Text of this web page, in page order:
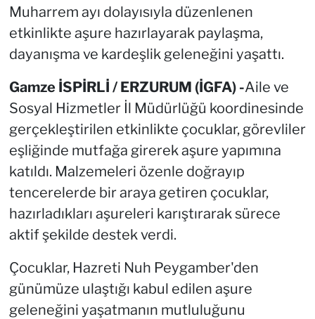
Muharrem ayı dolayısıyla düzenlenen
etkinlikte aşure hazırlayarak paylaşma,
dayanışma ve kardeşlik geleneğini yaşattı.
Gamze İSPİRLİ / ERZURUM (İGFA) -Aile ve
Sosyal Hizmetler İl Müdürlüğü koordinesinde
gerçekleştirilen etkinlikte çocuklar, görevliler
eşliğinde mutfağa girerek aşure yapımına
katıldı. Malzemeleri özenle doğrayıp
tencerelerde bir araya getiren çocuklar,
hazırladıkları aşureleri karıştırarak sürece
aktif şekilde destek verdi.
Çocuklar, Hazreti Nuh Peygamber'den
günümüze ulaştığı kabul edilen aşure
geleneğini yaşatmanın mutluluğunu